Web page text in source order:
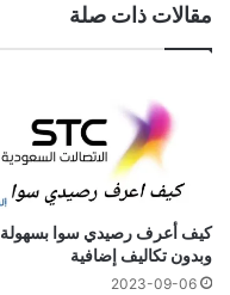
مقالات ذات صلة
كيف أعرف رصيدي سوا بسهولة
وبدون تكاليف إضافية
2023-09-06